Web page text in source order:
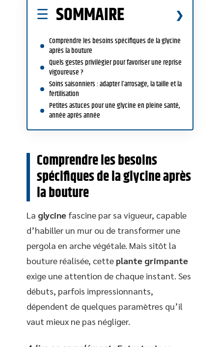
SOMMAIRE
Comprendre les besoins spécifiques de la glycine
après la bouture
Quels gestes privilégier pour favoriser une reprise
vigoureuse ?
Soins saisonniers : adapter l’arrosage, la taille et la
fertilisation
Petites astuces pour une glycine en pleine santé,
année après année
Comprendre les besoins
spécifiques de la glycine après
la bouture
La glycine fascine par sa vigueur, capable
d’habiller un mur ou de transformer une
pergola en arche végétale. Mais sitôt la
bouture réalisée, cette plante grimpante
exige une attention de chaque instant. Ses
débuts, parfois impressionnants,
dépendent de quelques paramètres qu’il
vaut mieux ne pas négliger.